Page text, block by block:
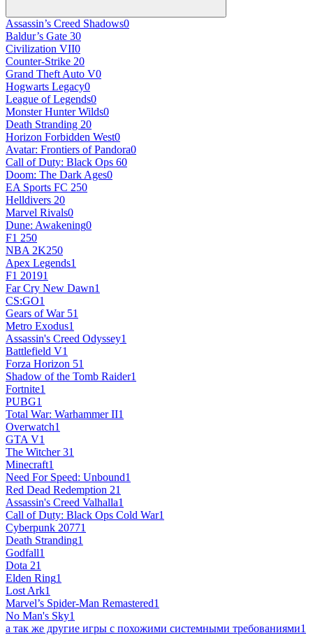
Assassin’s Creed Shadows0
Baldur’s Gate 30
Civilization VII0
Counter-Strike 20
Grand Theft Auto V0
Hogwarts Legacy0
League of Legends0
Monster Hunter Wilds0
Death Stranding 20
Horizon Forbidden West0
Avatar: Frontiers of Pandora0
Call of Duty: Black Ops 60
Doom: The Dark Ages0
EA Sports FC 250
Helldivers 20
Marvel Rivals0
Dune: Awakening0
F1 250
NBA 2K250
Apex Legends1
F1 20191
Far Cry New Dawn1
CS:GO1
Gears of War 51
Metro Exodus1
Assassin's Creed Odyssey1
Battlefield V1
Forza Horizon 51
Shadow of the Tomb Raider1
Fortnite1
PUBG1
Total War: Warhammer II1
Overwatch1
GTA V1
The Witcher 31
Minecraft1
Need For Speed: Unbound1
Red Dead Redemption 21
Assassin's Creed Valhalla1
Call of Duty: Black Ops Cold War1
Cyberpunk 20771
Death Stranding1
Godfall1
Dota 21
Elden Ring1
Lost Ark1
Marvel’s Spider-Man Remastered1
No Man's Sky1
а так же другие игры с похожими системными требованиями1